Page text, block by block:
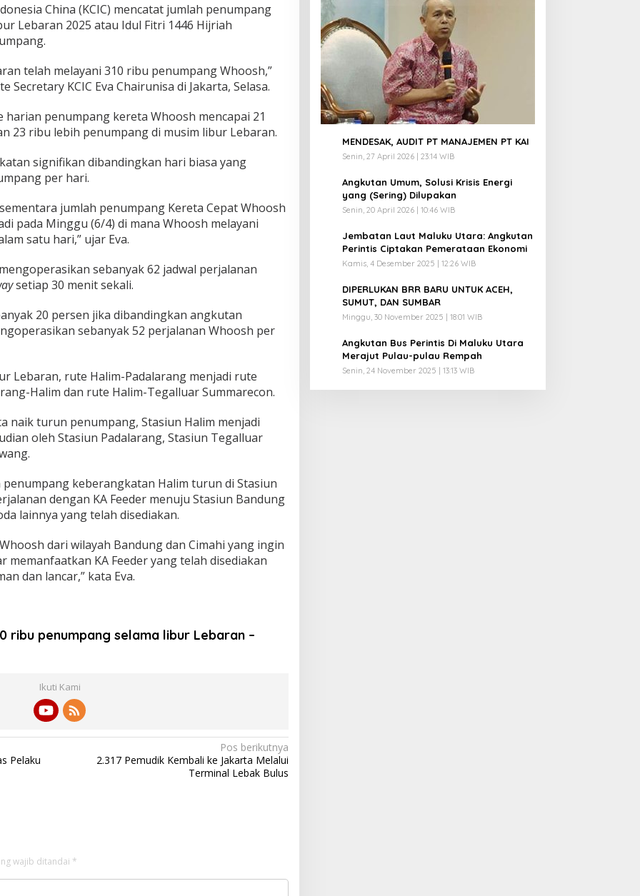
China (KCIC) mencatat jumlah penumpang
Lebaran 2025 atau Idul Fitri 1446 Hijriah
telah melayani 310 ribu penumpang Whoosh,”
KCIC Eva Chairunisa di Jakarta, Selasa.
penumpang kereta Whoosh mencapai 21
23 ribu lebih penumpang di musim libur Lebaran.
signifikan dibandingkan hari biasa yang
per hari.
jumlah penumpang Kereta Cepat Whoosh
pada Minggu (6/4) di mana Whoosh melayani
satu hari,” ujar Eva.
sebanyak 62 jadwal perjalanan
setiap 30 menit sekali.
20 persen jika dibandingkan angkutan
sebanyak 52 perjalanan Whoosh per
Lebaran, rute Halim-Padalarang menjadi rute
Halim dan rute Halim-Tegalluar Summarecon.
naik turun penumpang, Stasiun Halim menjadi
oleh Stasiun Padalarang, Stasiun Tegalluar
keberangkatan Halim turun di Stasiun
dengan KA Feeder menuju Stasiun Bandung
lainnya yang telah disediakan.
dari wilayah Bandung dan Cimahi yang ingin
memanfaatkan KA Feeder yang telah disediakan
dan lancar,” kata Eva.
ribu penumpang selama libur Lebaran –
Ikuti Kami
Pelaku
Pos berikutnya
2.317 Pemudik Kembali ke Jakarta Melalui
Terminal Lebak Bulus
wajib ditandai *
MENDESAK, AUDIT PT MANAJEMEN PT KAI
Senin, 27 April 2026 | 23:14 WIB
Angkutan Umum, Solusi Krisis Energi
yang (Sering) Dilupakan
Senin, 20 April 2026 | 10:46 WIB
Jembatan Laut Maluku Utara: Angkutan
Perintis Ciptakan Pemerataan Ekonomi
Kamis, 4 Desember 2025 | 12:26 WIB
DIPERLUKAN BRR BARU UNTUK ACEH,
SUMUT, DAN SUMBAR
Minggu, 30 November 2025 | 18:01 WIB
Angkutan Bus Perintis Di Maluku Utara
Merajut Pulau-pulau Rempah
Senin, 24 November 2025 | 13:13 WIB